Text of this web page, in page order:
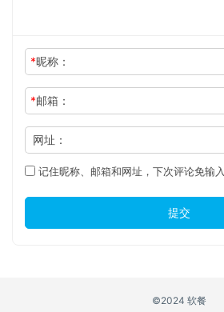
*昵称：
*邮箱：
网址：
记住昵称、邮箱和网址，下次评论免输入
提交
©2024 软餐